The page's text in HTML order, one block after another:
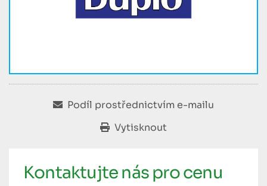
Podíl prostřednictvím e-mailu
Vytisknout
Kontaktujte nás pro cenu